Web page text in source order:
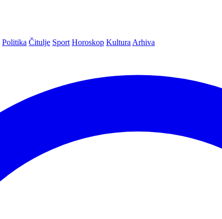
Politika Čitulje Sport Horoskop Kultura Arhiva